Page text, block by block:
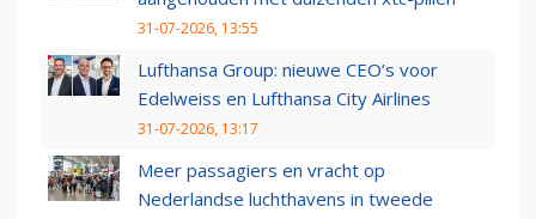
31-07-2026, 13:55
Lufthansa Group: nieuwe CEO’s voor
Edelweiss en Lufthansa City Airlines
31-07-2026, 13:17
Meer passagiers en vracht op
Nederlandse luchthavens in tweede